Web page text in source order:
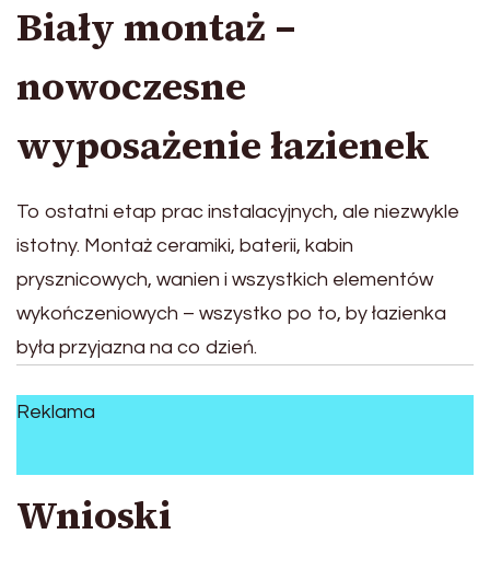
Biały montaż –
nowoczesne
wyposażenie łazienek
To ostatni etap prac instalacyjnych, ale niezwykle
istotny. Montaż ceramiki, baterii, kabin
prysznicowych, wanien i wszystkich elementów
wykończeniowych – wszystko po to, by łazienka
była przyjazna na co dzień.
Reklama
Wnioski